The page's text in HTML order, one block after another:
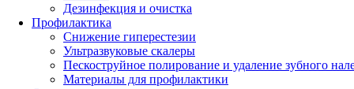
Дезинфекция и очистка
Профилактика
Снижение гиперестезии
Ультразвуковые скалеры
Пескоструйное полирование и удаление зубного
Материалы для профилактики